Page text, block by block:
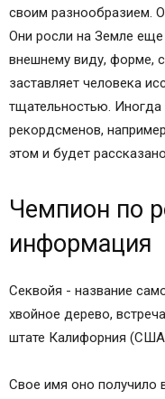
своим разнообразием.
Они росли на Земле
внешнему виду, форме,
заставляет человека
тщательностью.
рекордсменов,
этом и будет
Чемпион по
информация
Секвойя - название
хвойное дерево,
штате Калифорния
Свое имя оно получило